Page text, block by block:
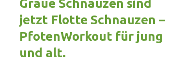
Graue Schnauzen sind
jetzt Flotte Schnauzen –
PfotenWorkout für jung
und alt.